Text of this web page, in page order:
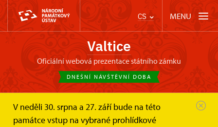
CS MENU
Valtice
oficiální webová prezentace státního zámku
DNEŠNÍ NÁVŠTĚVNÍ DOBA
V neděli 30. srpna a 27. září bude na této
památce vstup na vybrané prohlídkové
Zámek Valtice Zprávy Veřejná soutěž o nejvhodnější...